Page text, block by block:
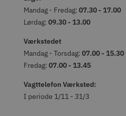
Mandag - Fredag: 07.30 - 17.00
Lørdag: 09.30 - 13.00
Værkstedet
Mandag - Torsdag: 07.00 - 15.30
Fredag: 07.00 - 13.45
Vagttelefon Værksted:
I periode 1/11 - 31/3